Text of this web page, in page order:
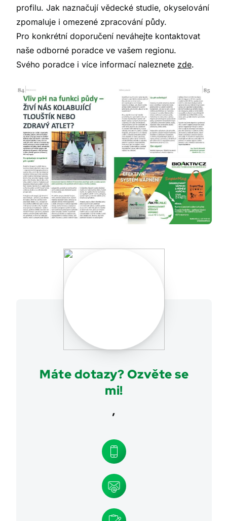
profilu. Jak naznačují vědecké studie, okyselování
zpomaluje i omezené zpracování půdy.
Pro konkrétní doporučení neváhejte kontaktovat
naše odborné poradce ve vašem regionu.
Svého poradce i více informací naleznete zde.
Máte dotazy? Ozvěte se
mi!
,